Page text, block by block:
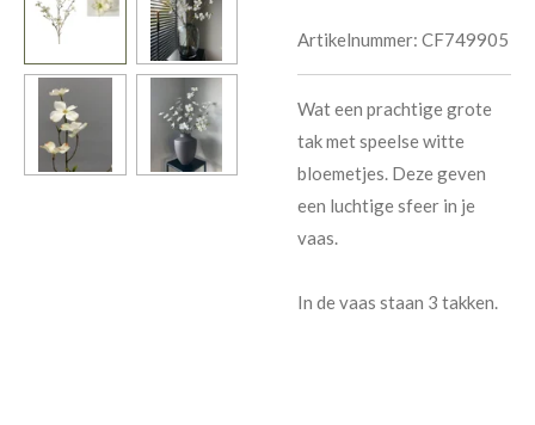
Artikelnummer: CF749905
Wat een prachtige grote
tak met speelse witte
bloemetjes. Deze geven
een luchtige sfeer in je
vaas.
In de vaas staan 3 takken.